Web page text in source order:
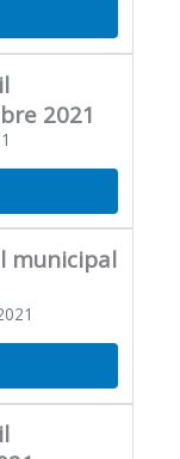
2021
municipal